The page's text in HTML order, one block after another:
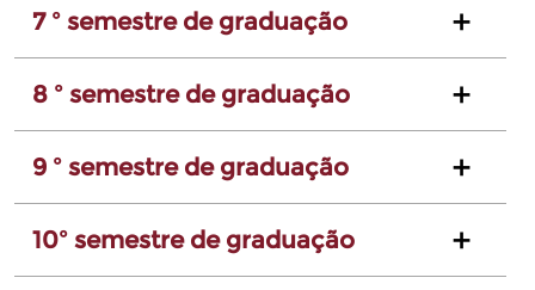
7 º semestre de graduação
8 º semestre de graduação
9 º semestre de graduação
10º semestre de graduação